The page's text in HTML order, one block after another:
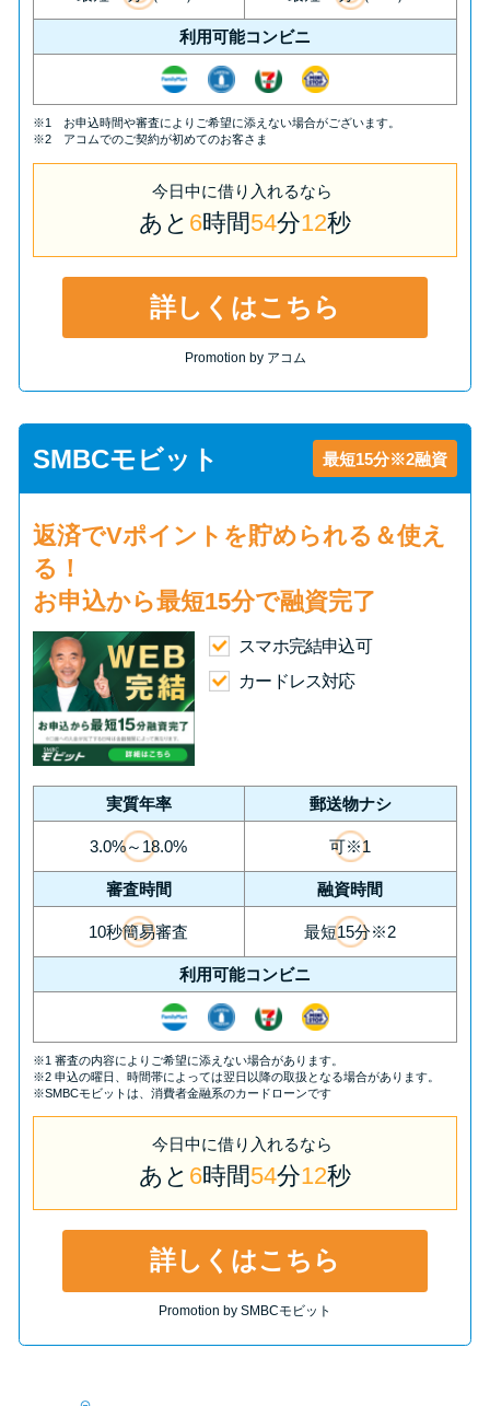
方法はどれ？
年収が低い＆他社借入があると
落ちる？バンクイックの口コミ
を分析
みずほ銀行カードローンの問い
合わせ先とシーン別の問い合わ
せ方法
利用可能コンビニ
※1 お申込時間や審査によりご希望に添えない場合がございます。
※2 アコムでのご契約が初めてのお客さま
今日中に借り入れるなら
あと 6時間54分11秒
詳しくはこちら
Promotion by アコム
SMBCモビット 最短15分※2融資
返済でVポイント を貯められる＆使え
る！
お申込から最短15分で融資完了
スマホ完結申込可
カードレス対応
実質年率 郵送物ナシ
3.0%～18.0% 可※1
審査時間 融資時間
10秒簡易審査 最短15分※2
利用可能コンビニ
※1 審査の内容によりご希望に添えない場合があります。
※2 申込の曜日、時間帯によっては翌日以降の取扱となる場合があります。
※SMBCモビットは、消費者金融系のカードローンです
今日中に借り入れるなら
あと 6時間54分11秒
詳しくはこちら
Promotion by SMBCモビット